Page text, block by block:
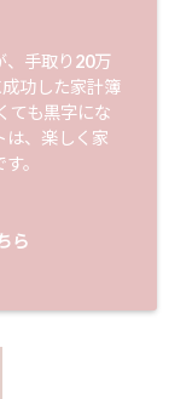
、手取り20万
功した家計簿
ても黒字にな
は、楽しく家
。
ら